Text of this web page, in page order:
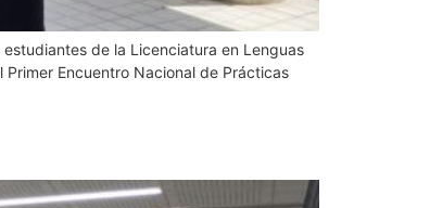
de la Licenciatura en Lenguas
Primer Encuentro Nacional de Prácticas